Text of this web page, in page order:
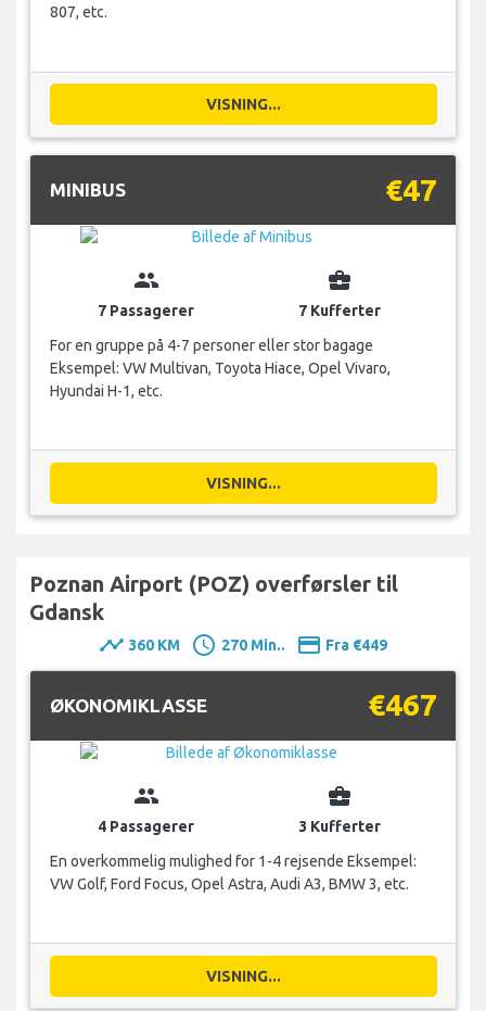
807, etc.
VISNING...
MINIBUS €47
group
7 Passagerer
business_center
7 Kufferter
For en gruppe på 4-7 personer eller stor bagage
Eksempel: VW Multivan, Toyota Hiace, Opel Vivaro,
Hyundai H-1, etc.
VISNING...
Poznan Airport (POZ) overførsler til
Gdansk
timeline 360 KM schedule 270 Min.. payment Fra €449
ØKONOMIKLASSE €467
group
4 Passagerer
business_center
3 Kufferter
En overkommelig mulighed for 1-4 rejsende Eksempel:
VW Golf, Ford Focus, Opel Astra, Audi A3, BMW 3, etc.
VISNING...